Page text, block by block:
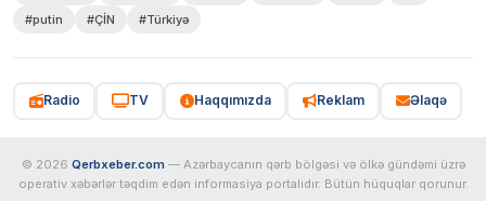
#putin
#ÇİN #Türkiyə
Radio TV Haqqımızda Reklam Əlaqə
© 2026 Qerbxeber.com — Azərbaycanın qərb bölgəsi və ölkə gündəmi üzrə
operativ xəbərlər təqdim edən informasiya portalıdır. Bütün hüquqlar qorunur.